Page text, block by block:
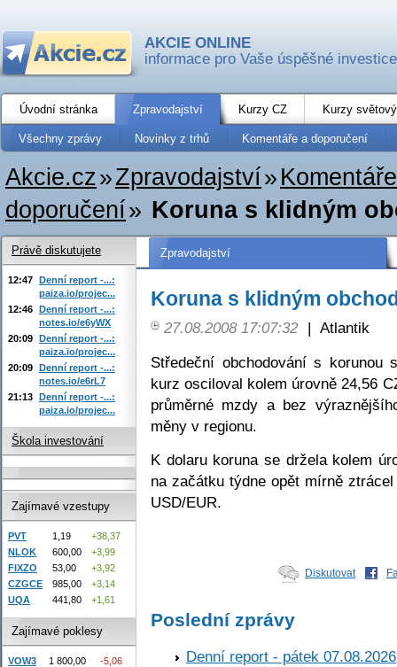
AKCIE ONLINE
informace pro Vaše úspěšné investice
Úvodní stránka Zpravodajství Kurzy CZ Kurzy
Všechny zprávy Novinky z trhů Komentáře a doporučení
Akcie.cz»Zpravodajství»
doporučení» Koruna s klidným
Zpravodajství
Koruna s klidným
27.08.2008 17:07:32 | Atlantik
Středeční obchodování s
kurz osciloval kolem úrovně 24,56
průměrné mzdy a bez
měny v regionu.
K dolaru koruna se držela kolem
na začátku týdne opět mírně
USD/EUR.
Diskutovat
Poslední zprávy
Denní report - pátek 07.08.2026
Právě diskutujete
12:47 Denní report -...:
paiza.io/projec...
12:46 Denní report -...:
notes.io/e6yWX
20:09 Denní report -...:
paiza.io/projec...
20:09 Denní report -...:
notes.io/e6rL7
21:13 Denní report -...:
paiza.io/projec...
Škola investování
Zajímavé vzestupy
PVT 1,19
+38,37
NLOK
600,00
+3,99
FIXZO
53,00
+3,92
CZGCE
985,00
+3,14
UQA
441,80 +1,61
Zajímavé poklesy
VOW3 1 800,00
-5,06